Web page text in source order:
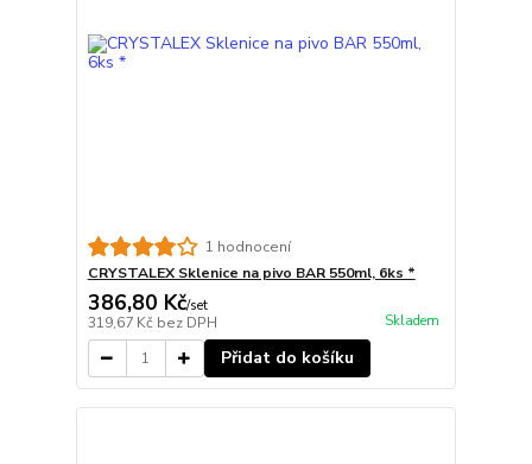
1 hodnocení
CRYSTALEX Sklenice na pivo BAR 550ml, 6ks *
386,80 Kč/set
319,67 Kč bez DPH Skladem
Přidat do košíku